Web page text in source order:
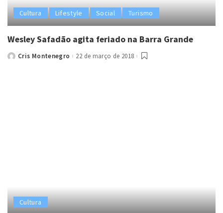
Cultura Lifestyle Social Turismo
Wesley Safadão agita feriado na Barra Grande
PostedCris Montenegro 22 de março de 2018
Cultura